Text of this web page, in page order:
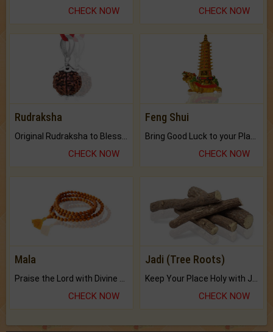
CHECK NOW CHECK NOW
Rudraksha
CHECK NOW
Feng Shui
CHECK NOW
Mala
Praise the Lord with Divine Energies of Mala.
CHECK NOW
Jadi (Tree Roots)
Keep Your Place Holy with Jadi.
CHECK NOW